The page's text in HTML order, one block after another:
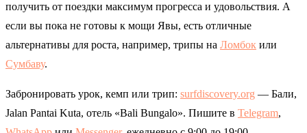
получить от поездки максимум прогресса и удовольствия. А
если вы пока не готовы к мощи Явы, есть отличные
альтернативы для роста, например, трипы на Ломбок или
Сумбаву.
Забронировать урок, кемп или трип: surfdiscovery.org — Бали,
Jalan Pantai Kuta, отель «Bali Bungalo». Пишите в Telegram,